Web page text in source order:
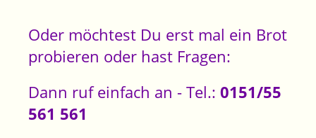
Oder möchtest Du erst mal ein Brot
probieren oder hast Fragen:
Dann ruf einfach an - Tel.: 0151/55
561 561